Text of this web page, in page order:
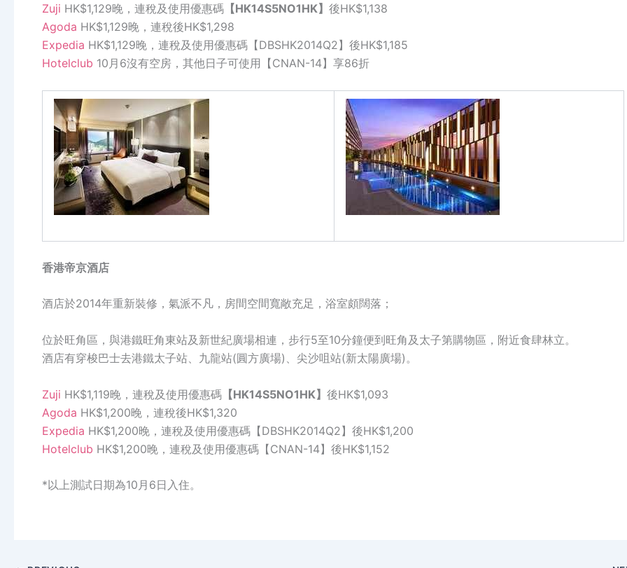
Zuji HK$1,129晚，連稅及使用優惠碼 【HK14S5NO1HK】 後HK$1,138
Agoda HK$1,129晚，連稅後HK$1,298
Expedia HK$1,129晚，連稅及使用優惠碼【DBSHK2014Q2】 後HK$1,185
Hotelclub 10 月 6沒有空房，其他日子可使用 【CNAN-14】 享86折
香港帝京酒店
酒店於2014年重新裝修，氣派不凡，房間空間寬敞充足，浴室頗闊落；
位於旺角區，與港鐵旺角東站及新世紀廣場相連，步行5至10分鐘便到旺角及太子第購物區，附近食肆林立。
酒店有穿梭巴士去港鐵太子站、九龍站(圓方廣場)、尖沙咀站(新太陽廣場)。
Zuji HK$1,119晚，連稅及使用優惠碼 【HK14S5NO1HK】 後HK$1,093
Agoda HK$1,200晚，連稅後HK$1,320
Expedia HK$1,200晚，連稅及使用優惠碼 【DBSHK2014Q2】 後HK$1,200
Hotelclub HK$1,200晚，連稅及使用優惠碼 【CNAN-14】 後HK$1,152
*以上測試日期為10 月 6日入住。